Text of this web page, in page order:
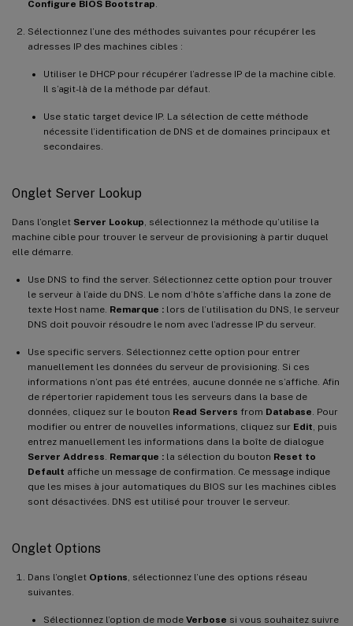
Configure BIOS Bootstrap.
Sélectionnez l’une des méthodes suivantes pour récupérer les
adresses IP des machines cibles :
Utiliser le DHCP pour récupérer l’adresse IP de la machine cible.
Il s’agit-là de la méthode par défaut.
Use static target device IP. La sélection de cette méthode
nécessite l’identification de DNS et de domaines principaux et
secondaires.
Onglet Server Lookup
Dans l’onglet Server Lookup, sélectionnez la méthode qu’utilise la
machine cible pour trouver le serveur de provisioning à partir duquel
elle démarre.
Use DNS to find the server. Sélectionnez cette option pour trouver
le serveur à l’aide du DNS. Le nom d’hôte s’affiche dans la zone de
texte Host name. Remarque : lors de l’utilisation du DNS, le serveur
DNS doit pouvoir résoudre le nom avec l’adresse IP du serveur.
Use specific servers. Sélectionnez cette option pour entrer
manuellement les données du serveur de provisioning. Si ces
informations n’ont pas été entrées, aucune donnée ne s’affiche. Afin
de répertorier rapidement tous les serveurs dans la base de
données, cliquez sur le bouton Read Servers from Database. Pour
modifier ou entrer de nouvelles informations, cliquez sur Edit, puis
entrez manuellement les informations dans la boîte de dialogue
Server Address. Remarque : la sélection du bouton Reset to
Default affiche un message de confirmation. Ce message indique
que les mises à jour automatiques du BIOS sur les machines cibles
sont désactivées. DNS est utilisé pour trouver le serveur.
Onglet Options
Dans l’onglet Options, sélectionnez l’une des options réseau
suivantes.
Sélectionnez l’option de mode Verbose si vous souhaitez suivre